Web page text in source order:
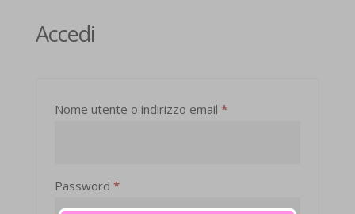
Accedi
Nome utente o indirizzo email *Richiesto
Password *Richiesto